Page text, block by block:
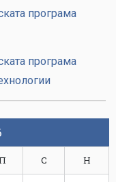
програма
програма
С Н